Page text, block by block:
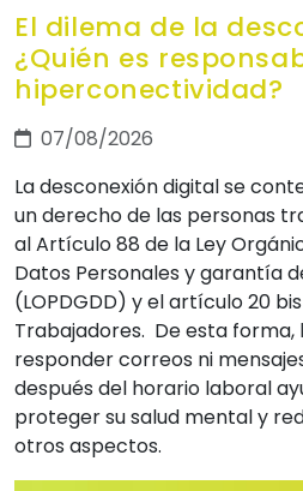
El dilema de la
¿Quién es
hiperconectividad?
07/08/2026
La desconexión digital se
un derecho de las personas
al Artículo 88 de la Ley
Datos Personales y garantía
(LOPDGDD) y el artículo 20
Trabajadores. De esta forma,
responder correos ni
después del horario laboral
proteger su salud mental y
otros aspectos.